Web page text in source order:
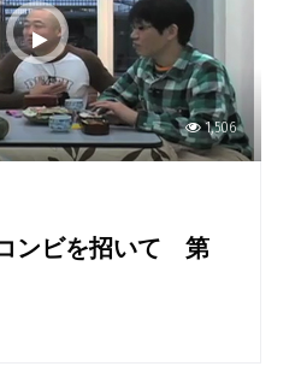
1,506
ンビを招いて 第